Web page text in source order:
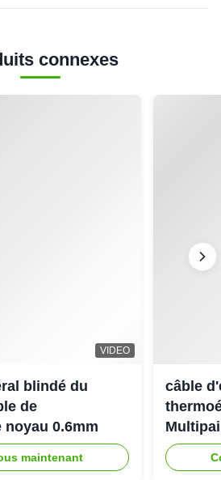
connexes
VIDEO
blindé du
de
0.6mm
maintenant
câble